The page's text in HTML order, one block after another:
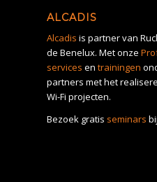
ALCADIS
Alcadis is partner van
de Benelux. Met onze
services en trainingen
partners met het
Wi-Fi projecten.
Bezoek gratis seminars